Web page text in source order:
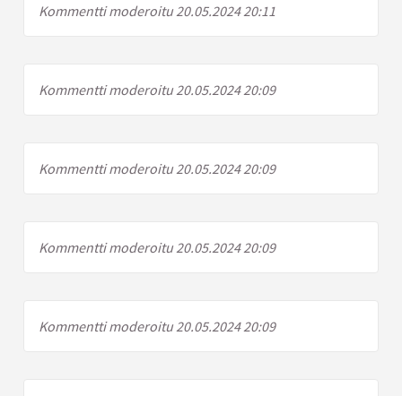
Kommentti moderoitu 20.05.2024 20:11
Kommentti moderoitu 20.05.2024 20:09
Kommentti moderoitu 20.05.2024 20:09
Kommentti moderoitu 20.05.2024 20:09
Kommentti moderoitu 20.05.2024 20:09